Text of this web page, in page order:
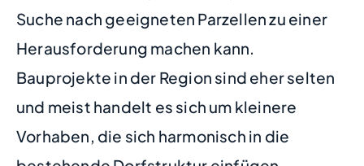
Suche nach geeigneten Parzellen zu einer
Herausforderung machen kann.
Bauprojekte in der Region sind eher selten
und meist handelt es sich um kleinere
Vorhaben, die sich harmonisch in die